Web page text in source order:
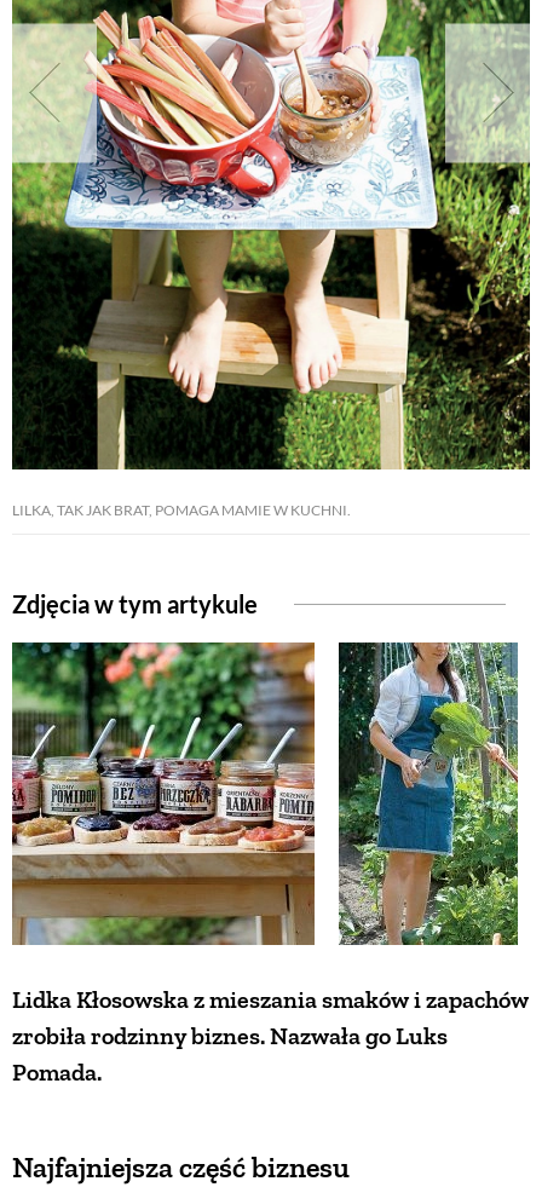
LILKA, TAK JAK BRAT, POMAGA MAMIE W KUCHNI.
Zdjęcia w tym artykule
Lidka Kłosowska z mieszania smaków i zapachów
zrobiła rodzinny biznes. Nazwała go Luks
Pomada.
Najfajniejsza część biznesu
NATURALNIE
URODA
NATURALNA APTECZKA
DLA DOMU
EKO ŻYCIE
PRZYRODA
ZWIERZĘTA DOMOWE
ZWIERZĘTA W NATURZE
GRZYBY
KRAJOBRAZ
RĘKODZIEŁO
RZEMIOSŁO